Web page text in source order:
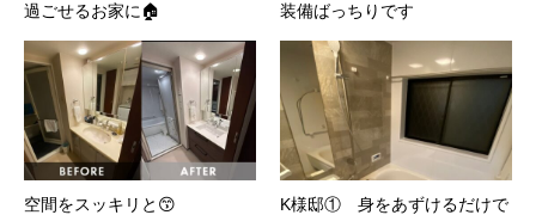
過ごせるお家に🏠
装備ばっちりです
空間をスッキリと😙
K様邸① 身をあずけるだけで